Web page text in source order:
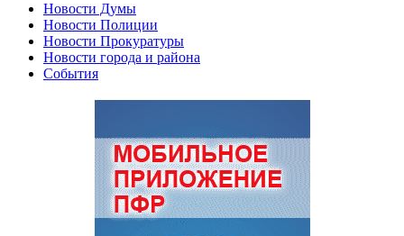
Новости Думы
Новости Полиции
Новости Прокуратуры
Новости города и района
События